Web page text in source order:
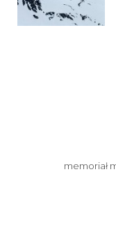
memoriał